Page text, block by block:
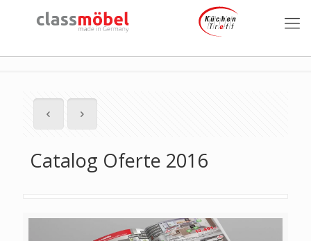
Catalog Oferte 2016